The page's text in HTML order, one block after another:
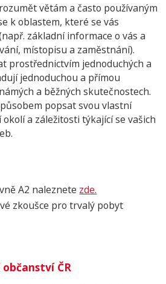
větám a často používaným
k oblastem, které se vás
základní informace o vás a
místopisu a zaměstnání).
prostřednictvím jednoduchých a
jednoduchou a přímou
a běžných skutečnostech.
popsat svou vlastní
a záležitosti týkající se vašich
A2 naleznete zde.
zkoušce pro trvalý pobyt
ČR